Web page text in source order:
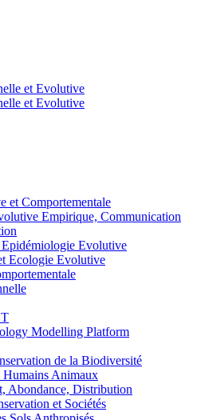
et Comportementale
Empirique, Communication
Evolutive
Ecologie Evolutive
Modelling Platform
de la Biodiversité
Humains Animaux
Abondance, Distribution
et Sociétés